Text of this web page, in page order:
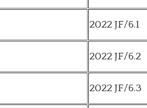
2022 JF/6.1
2022 JF/6.2
2022 JF/6.3